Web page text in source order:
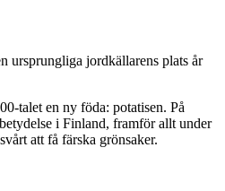
ursprungliga jordkällarens plats år
talet en ny föda: potatisen. På
i Finland, framför allt under
att få färska grönsaker.